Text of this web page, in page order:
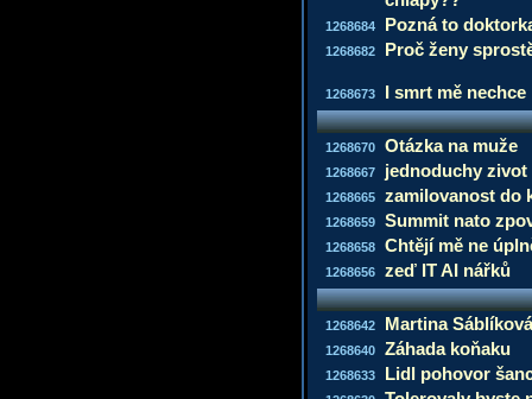
1268684 Pozná to
1268682 Proč ženy
1268673 I smrt mě nechce
1268670 Otázka na muže
1268667 jednoduchy zivot
1268665 zamilovanost do
1268659 Summit nato
1268658 Chtějí mě ne
1268656 zeď IT AI nářků
1268642 Martina
1268640 Záhada koňaku
1268633 Lidl pohovor